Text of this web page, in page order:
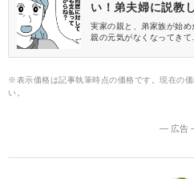
い！弟夫婦に説教
実家の親と、弟家族が始
親の元気がなくなってき
※表示価格は記事執筆時点の価格です。現在の
い。
― 広告